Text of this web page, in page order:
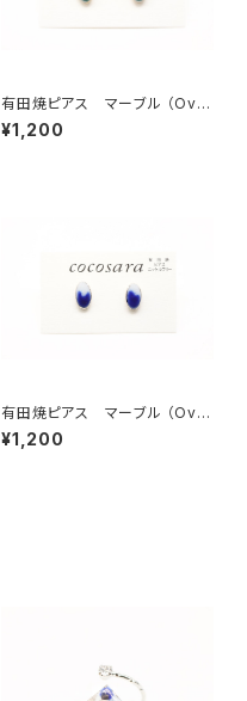
有田焼ピアス マーブル （Ova
l）6
¥1,200
有田焼ピアス マーブル （Ova
l）2
¥1,200